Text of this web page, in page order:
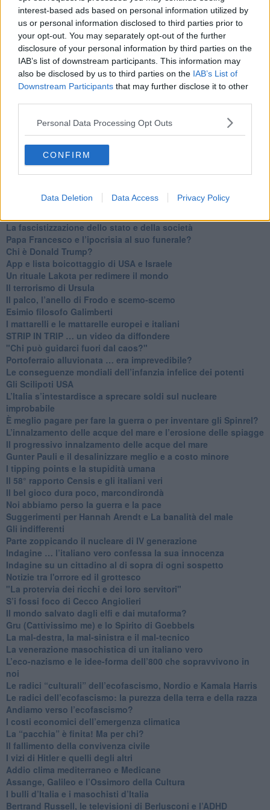
interest-based ads based on personal information utilized by
us or personal information disclosed to third parties prior to
your opt-out. You may separately opt-out of the further
disclosure of your personal information by third parties on the
IAB’s list of downstream participants. This information may
also be disclosed by us to third parties on the IAB’s List of
Downstream Participants that may further disclose it to other
Personal Data Processing Opt Outs
CONFIRM
Data Deletion Data Access Privacy Policy
Il velleitarismo di Trump, dell’UE e di Darwin
​Karen Horney e il ponte sullo Stretto
​I bulli vanno isolati
L’invertebrata von der Leyen e il Lula-risk
Trump soffre, la Corte dell'Aia è viva
​Il Nobel per la pace a Trump o all’Albanese? Questo è il
problema!
​Alessandro Orsini e la tetrade oscura del sionismo
​Hilsenrath e le 9 omotipie tra Nazismo, Sionismo e
Americanismo" (4^ parte)
​Il terrore di Netanyahu e la strategia della tensione
Il mito della democratica Israele (prima parte)
​Finale di partita?
​Il voto del referendum e i due genocidi
Il decreto il-libertà e in-sicurezza
Tu vuo’ fa l’americano con la legge spara-tutto!
La poesia contro gli orrori di CISL, Governo e sionisti
​La fascistizzazione dello stato e della società
Papa Francesco e l’ipocrisia al suo funerale?
​Chi è Donald Trump?
App e lista boicottaggio di USA e Israele
​Un rituale Lakota per redimere il mondo
Il terrorismo di Ursula
​Il palco, l’anello di Frodo e scemo-scemo
Esimio filosofo Galimberti
​I mattarelli e le mattarelle europei e italiani
​STRIP IN TRIP … un video da diffondere
"Chi può guidarci fuori dal caos?"
​Portoferraio alluvionata … era imprevedibile?
Le conseguenze mondiali dell’infanzia infelice dei potenti
​Gli Scilipoti USA
L’Italia s’intestardisce a sprecare soldi sul nucleare
improbabile
È meglio pagare per fare la guerra o per inventare gli Spinrel?
​L’innalzamento delle acque del mare e l’erosione delle spiagge
​Il progressivo innalzamento delle acque del mare
​Gunter Pauli e il desalinizzare meglio e a costo minore
I tipping points e la stupidità umana
​Il 58° rapporto Censis e gli italiani veri
​Il bel gioco dura poco, marcondirondà
Noi abbiamo perso la guerra e la pace
Suggerimenti per Hannah Arendt e La banalità del male
​Gli indifferenti
Parte zoppicando il nucleare di IV generazione
​Indagine … l’italiano vero confessa la sua innocenza
Indagine su un cittadino al di sopra di ogni sospetto
Notizie tra l'orrore ed il grottesco
"La protervia dei ricchi e dei loro servitori"
S’i fossi foco di Cecco Angiolieri
​Il mondo salvato dagli elfi e dai mutaforma?
Gru (Cattivissimo me) e lo Spirito di Goebbels
​La mal-destra, la mal-sinistra e il mal-tecnico
​La venerazione masochistica di un italiano vero
​L’eco-nazismo e le idee-forma dell’800 che sopravvivono in
noi
​Le radici “culturali” dell’ecofascismo, Nordio e Kamala Harris
Le radici dell’ecofascismo: la purezza della terra e della razza
Andiamo verso l’ecofascismo?
I costi economici dell’emergenza climatica
​La “pacchia” è finita! Ma per chi?
​Il fallimento della convivenza civile
​I vizi di Hitler e quelli degli altri
Addio clima mediterraneo e Medicane
​Assange, Galileo e l’Ossimoro della Cultura
​I bulli d’Italia e i masochisti d’Italia
​Bertrand Russell, le televisioni di Berlusconi e l’ADHD